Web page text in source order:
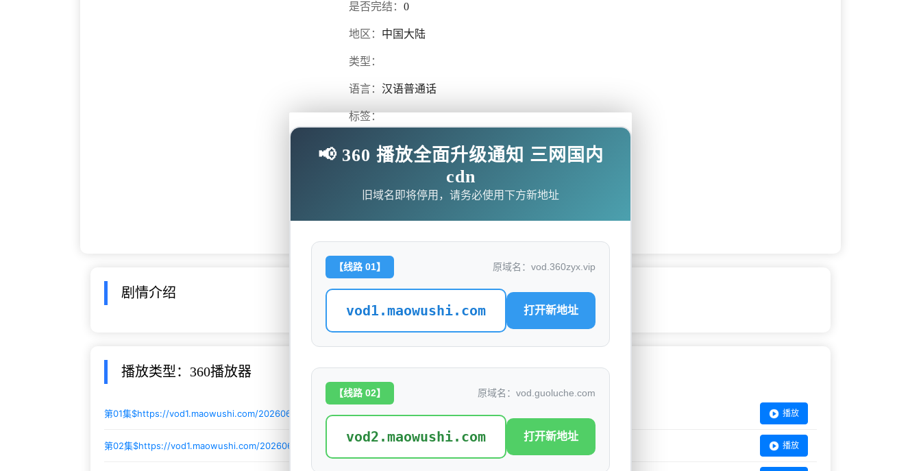
是否完结： 0
地区： 中国大陆
类型：
语言： 汉语普通话
标签：
导演：
上映日期：2026
剧情介绍
播放类型：360播放器 无需下载任何插件
第01集$https://vod1.maowushi.com/20260601/wKfj0K9S/index.m3u8 播放
第02集$https://vod1.maowushi.com/20260601/nLT07w1z/index.m3u8 播放
📢 360 播放全面升级通知 三网国内
cdn
旧域名即将停用，请务必使用下方新地址
【线路 01】 原域名：vod.360zyx.vip
vod1.maowushi.com 打开新地址
【线路 02】 原域名：vod.guoluche.com
vod2.maowushi.com 打开新地址